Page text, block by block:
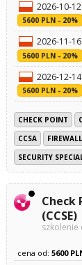
2026-10-
5600 PLN - 20%
2026-11-
5600 PLN - 20%
2026-12-
5600 PLN - 20%
CHECK POINT
CCSA
FIREWALL
SECURITY
Check
(CCSE)
szkolenie
cena od: 5600